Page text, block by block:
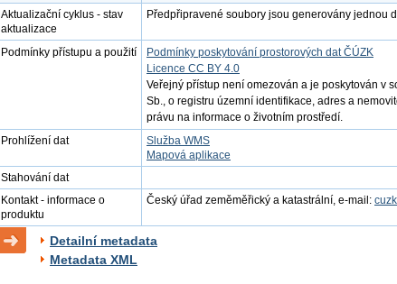
Aktualizační cyklus - stav
aktualizace
Předpřipravené soubory jsou generovány jednou
Podmínky přístupu a použití
Podmínky poskytování prostorových dat ČÚZK
Licence CC BY 4.0
Veřejný přístup není omezován a je poskytován v
Sb., o registru územní identifikace, adres a
právu na informace o životním prostředí.
Prohlížení dat
Služba WMS
Mapová aplikace
Stahování dat
Kontakt - informace o
produktu
Český úřad zeměměřický a katastrální, e-mail:
Detailní metadata
Metadata XML